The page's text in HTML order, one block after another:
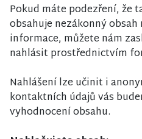
Pokud máte podezření, že
obsahuje nezákonný
informace, můžete nám
nahlásit prostřednictvím
Nahlášení lze učinit i
kontaktních údajů vás
vyhodnocení obsahu.